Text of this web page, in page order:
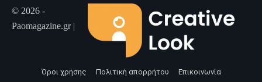
© 2026 -
Paomagazine.gr |
Όροι χρήσης Πολιτική απορρήτου Επικοινωνία